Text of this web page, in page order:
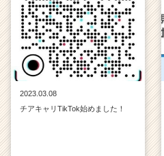
2023.03.08
チアキャリTikTok始めました！